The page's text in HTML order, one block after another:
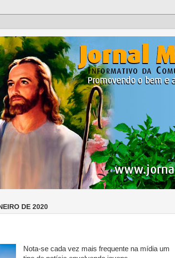
DE 2020
Nota-se cada vez mais frequente na mídia um